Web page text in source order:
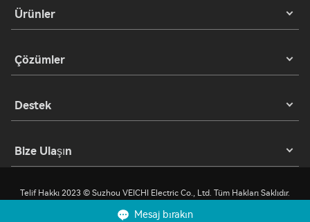
Ürünler
Çözümler
Destek
Bize Ulaşın
Telif Hakkı 2023 © Suzhou VEICHI Electric Co., Ltd. Tüm Hakları Saklıdır.
Mesaj bırakın